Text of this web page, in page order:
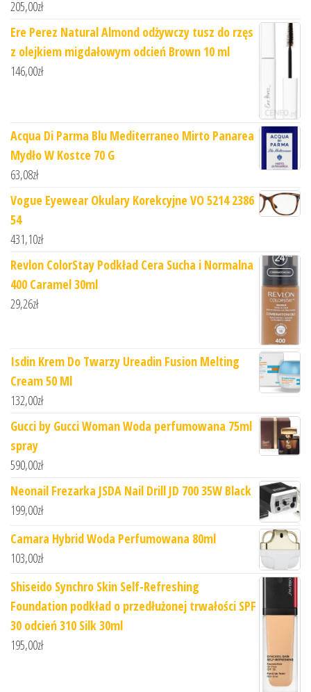
205,00zł
Ere Perez Natural Almond odżywczy tusz do rzęs
z olejkiem migdałowym odcień Brown 10 ml
146,00zł
Acqua Di Parma Blu Mediterraneo Mirto Panarea
Mydło W Kostce 70 G
63,08zł
Vogue Eyewear Okulary Korekcyjne VO 5214 2386
54
431,10zł
Revlon ColorStay Podkład Cera Sucha i Normalna
400 Caramel 30ml
29,26zł
Isdin Krem Do Twarzy Ureadin Fusion Melting
Cream 50 Ml
132,00zł
Gucci by Gucci Woman Woda perfumowana 75ml
spray
590,00zł
Neonail Frezarka JSDA Nail Drill JD 700 35W Black
199,00zł
Camara Hybrid Woda Perfumowana 80ml
103,00zł
Shiseido Synchro Skin Self-Refreshing
Foundation podkład o przedłużonej trwałości SPF
30 odcień 310 Silk 30ml
195,00zł